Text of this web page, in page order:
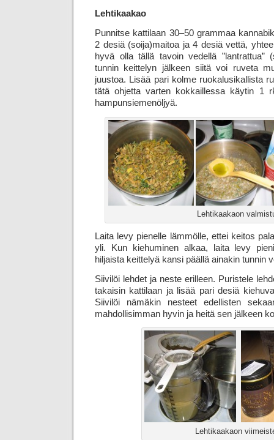
Lehtikaakao
Punnitse kattilaan 30–50 grammaa
2 desiä (soija)maitoa ja 4 desiä vettä,
hyvä olla tällä tavoin vedellä ”lantrattua”
tunnin keittelyn jälkeen siitä voi ruveta
juustoa. Lisää pari kolme ruoka­lusikallista
tätä ohjetta varten kokkaillessa käytin 1
hampunsiemenöljyä.
Lehtikaakaon
Laita levy pienelle lämmölle, ettei keitos
yli. Kun kiehuminen alkaa, laita levy
hiljaista keittelyä kansi päällä ainakin tunnin
Siivilöi lehdet ja neste erilleen. Puristele
takaisin kattilaan ja lisää pari desiä
Siivilöi nämäkin nesteet edellisten
mahdollisimman hyvin ja heitä sen jälkeen
Lehtikaakaon